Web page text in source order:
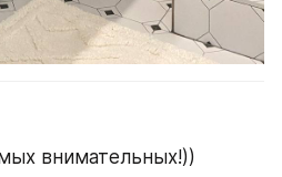
внимательных!))